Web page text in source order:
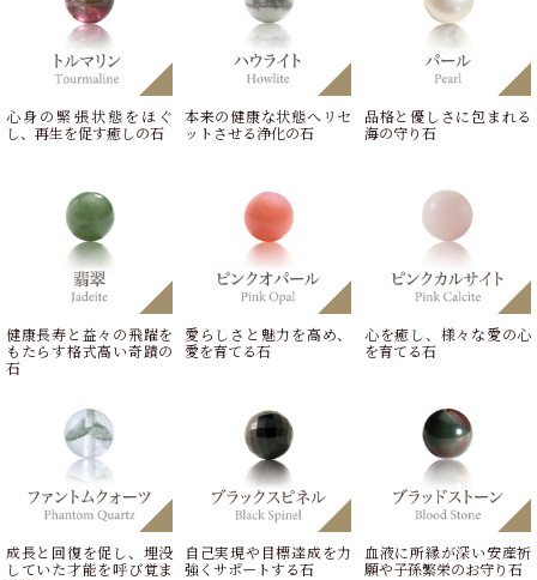
心身の緊張状態をほぐ
し、再生を促す癒しの石
本来の健康な状態へリセ
ットさせる浄化の石
品格と優しさに包まれる
海の守り石
健康長寿と益々の飛躍を
もたらす格式高い奇蹟の
石
愛らしさと魅力を高め、
愛を育てる石
心を癒し、様々な愛の心
を育てる石
成長と回復を促し、埋没
していた才能を呼び覚ま
自己実現や目標達成を力
強くサポートする石
血液に所縁が深い安産祈
願や子孫繁栄のお守り石